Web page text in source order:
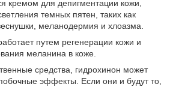
кремом для депигментации кожи,
темных пятен, таких как
меланодермия и хлоазма.
путем регенерации кожи и
меланина в коже.
средства, гидрохинон может
эффекты. Если они и будут то,